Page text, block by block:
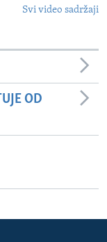
Svi video sadržaji
OD